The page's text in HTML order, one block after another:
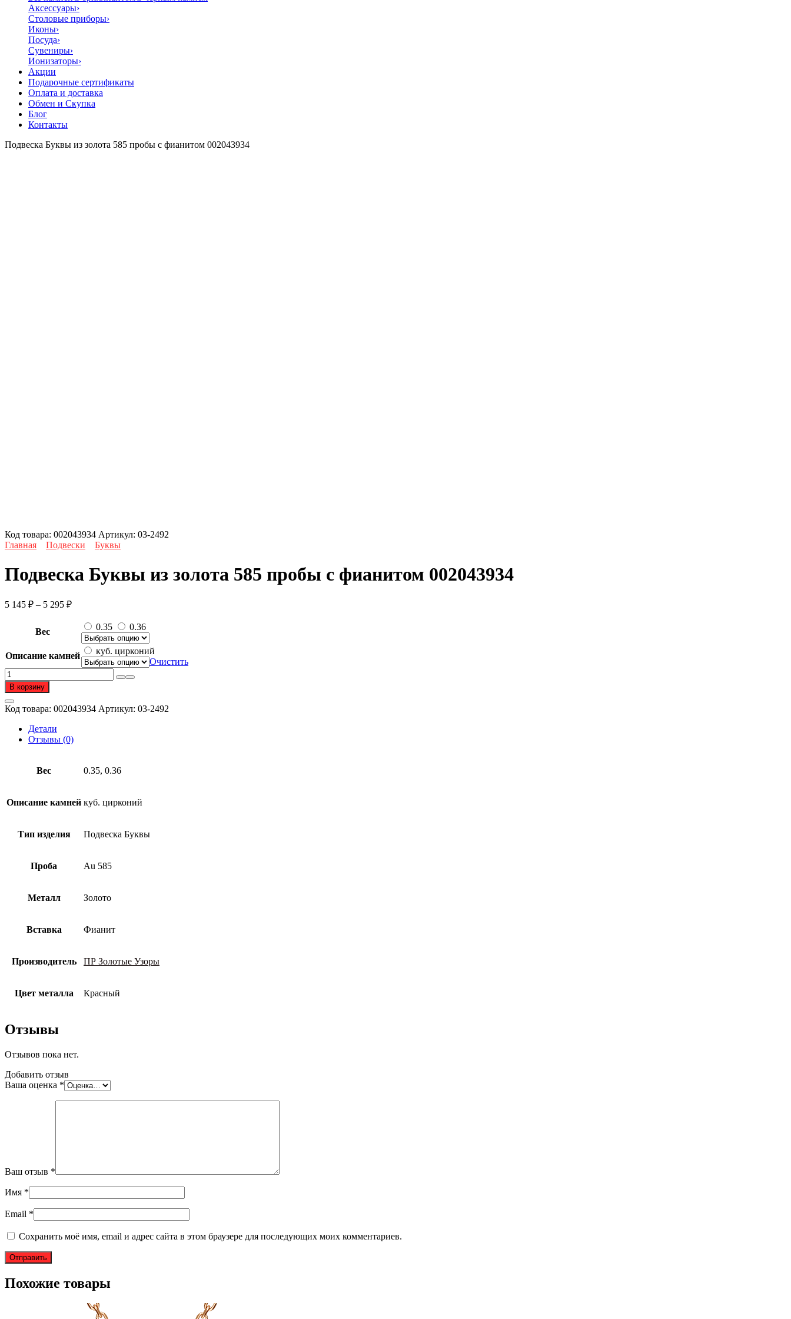
Аксессуары›
Столовые приборы›
Иконы›
Посуда›
Сувениры›
Ионизаторы›
Акции
Подарочные сертификаты
Оплата и доставка
Обмен и Скупка
Блог
Контакты
Подвеска Буквы из золота 585 пробы с фианитом 002043934
Код товара: 002043934 Артикул: 03-2492
Главная
Подвески Буквы
Подвеска Буквы из золота 585 пробы с фианитом 002043934
5 145 ₽ – 5 295 ₽Диапазон
145 ₽
5
295 ₽
Вес 0.35 0.36
Описание камней
куб. цирконий
Очистить
Количество
товара
Подвеска
Буквы
из
золота
пробы
фианитом
В корзину
Код товара: 002043934 Артикул: 03-2492
Детали
Отзывы (0)
Вес 0.35, 0.36
Описание камней куб. цирконий
Тип изделия Подвеска Буквы
Проба Au 585
Металл Золото
Вставка Фианит
Производитель ПР Золотые Узоры
Цвет металла Красный
Отзывы
Отзывов пока нет.
Добавить отзыв
Ваша оценка *
Ваш отзыв *
Имя *
Email *
Сохранить моё имя, email и адрес сайта в этом браузере для последующих моих комментариев.
Похожие товары